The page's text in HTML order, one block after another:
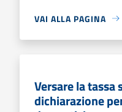
VAI ALLA PAGINA
Versare la tassa
dichiarazione